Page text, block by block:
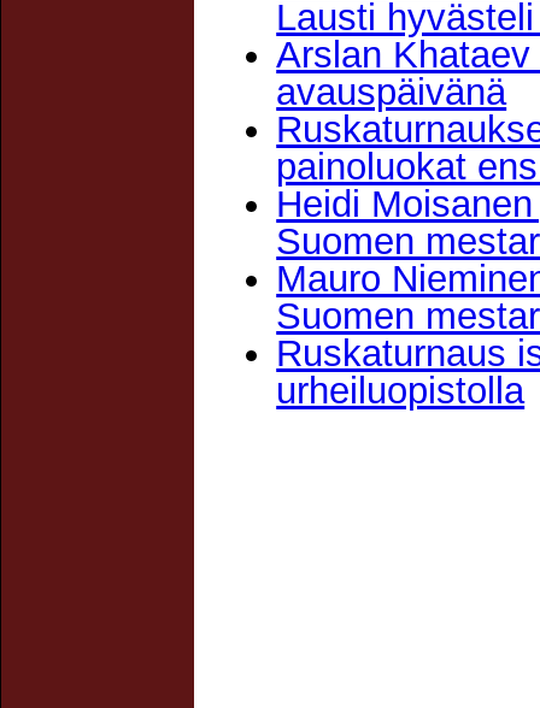
Lausti
Arslan
avauspäivänä
painoluokat
Heidi
Suomen
Mauro
Suomen
Ruskaturnaus
urheiluopistolla